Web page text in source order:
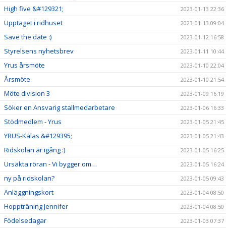
High five &#129321; 2023-01-13 22:36
Upptaget i ridhuset 2023-01-13 09:04
Save the date :) 2023-01-12 16:58
Styrelsens nyhetsbrev 2023-01-11 10:44
Yrus årsmöte 2023-01-10 22:04
Årsmöte 2023-01-10 21:54
Möte division 3 2023-01-09 16:19
Söker en Ansvarig stallmedarbetare 2023-01-06 16:33
Stödmedlem - Yrus 2023-01-05 21:45
YRUS-Kalas &#129395; 2023-01-05 21:43
Ridskolan är igång :) 2023-01-05 16:25
Ursäkta röran - Vi bygger om… 2023-01-05 16:24
ny på ridskolan? 2023-01-05 09:43
Anläggningskort 2023-01-04 08:50
Hoppträning Jennifer 2023-01-04 08:50
Födelsedagar 2023-01-03 07:37